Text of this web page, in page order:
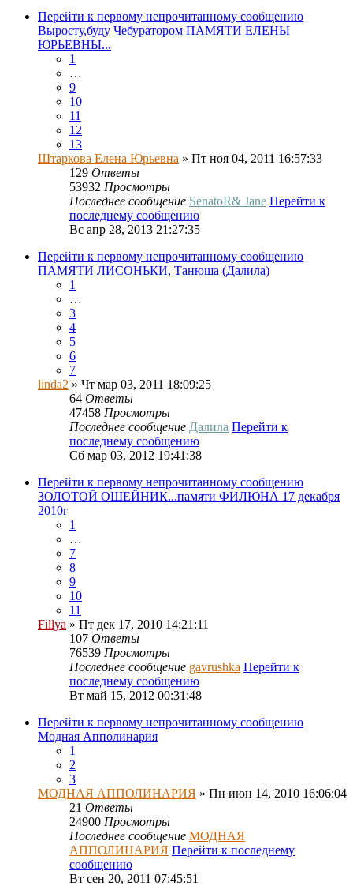
Перейти к первому непрочитанному сообщению
Выросту,буду Чебуратором ПАМЯТИ ЕЛЕНЫ
ЮРЬЕВНЫ...
1
…
9
10
11
12
13
Штаркова Елена Юрьевна » Пт ноя 04, 2011 16:57:33
129 Ответы
53932 Просмотры
Последнее сообщение SenatoR& Jane Перейти к
последнему сообщению
Вс апр 28, 2013 21:27:35
Перейти к первому непрочитанному сообщению
ПАМЯТИ ЛИСОНЬКИ, Танюша (Далила)
1
…
3
4
5
6
7
linda2 » Чт мар 03, 2011 18:09:25
64 Ответы
47458 Просмотры
Последнее сообщение Далила Перейти к
последнему сообщению
Сб мар 03, 2012 19:41:38
Перейти к первому непрочитанному сообщению
ЗОЛОТОЙ ОШЕЙНИК...памяти ФИЛЮНА 17 декабря
2010г
1
…
7
8
9
10
11
Fillya » Пт дек 17, 2010 14:21:11
107 Ответы
76539 Просмотры
Последнее сообщение gavrushka Перейти к
последнему сообщению
Вт май 15, 2012 00:31:48
Перейти к первому непрочитанному сообщению
Модная Апполинария
1
2
3
МОДНАЯ АППОЛИНАРИЯ » Пн июн 14, 2010 16:06:04
21 Ответы
24900 Просмотры
Последнее сообщение МОДНАЯ
АППОЛИНАРИЯ Перейти к последнему
сообщению
Вт сен 20, 2011 07:45:51